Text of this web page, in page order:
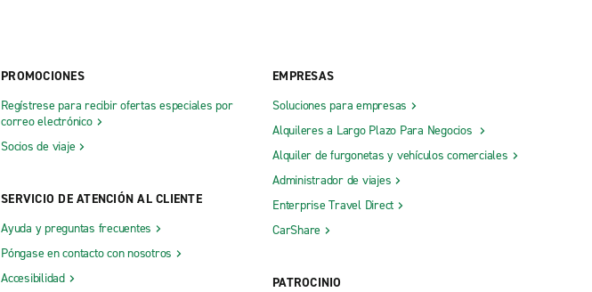
PROMOCIONES
Regístrese para recibir ofertas especiales por
correo electrónico
Socios de viaje
SERVICIO DE ATENCIÓN AL CLIENTE
Ayuda y preguntas frecuentes
Póngase en contacto con nosotros
Accesibilidad
EMPRESAS
Soluciones para empresas
Alquileres a Largo Plazo Para Negocios
Alquiler de furgonetas y vehículos comerciales
Administrador de viajes
Enterprise Travel Direct
CarShare
PATROCINIO